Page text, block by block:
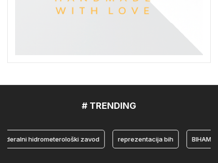
# TRENDING
hidrometerološki zavod reprezentacija bih BIHAMK